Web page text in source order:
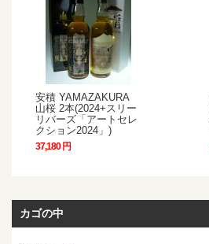
安積 YAMAZAKURA
山桜 2本(2024+スリー
リバーズ「アートセレ
クション2024」)
37,180 円
カゴの中